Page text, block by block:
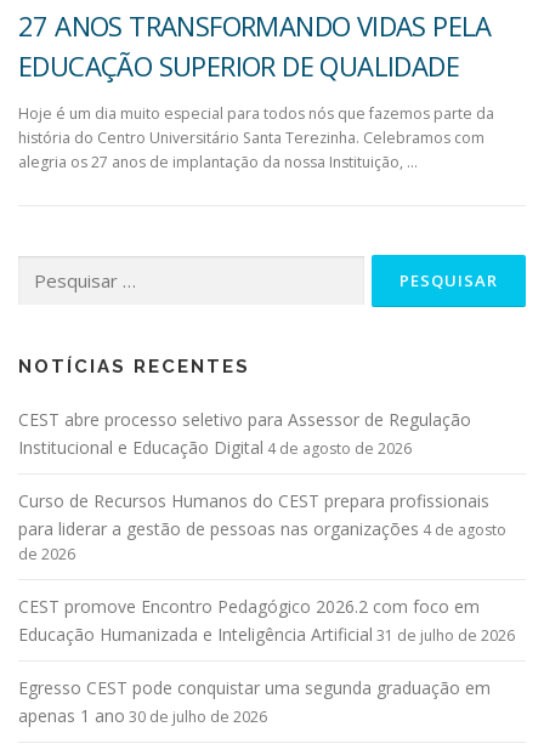
27 ANOS TRANSFORMANDO VIDAS PELA
EDUCAÇÃO SUPERIOR DE QUALIDADE
Hoje é um dia muito especial para todos nós que fazemos parte da
história do Centro Universitário Santa Terezinha. Celebramos com
alegria os 27 anos de implantação da nossa Instituição, …
NOTÍCIAS RECENTES
CEST abre processo seletivo para Assessor de Regulação
Institucional e Educação Digital 4 de agosto de 2026
Curso de Recursos Humanos do CEST prepara profissionais
para liderar a gestão de pessoas nas organizações 4 de agosto
de 2026
CEST promove Encontro Pedagógico 2026.2 com foco em
Educação Humanizada e Inteligência Artificial 31 de julho de 2026
Egresso CEST pode conquistar uma segunda graduação em
apenas 1 ano 30 de julho de 2026